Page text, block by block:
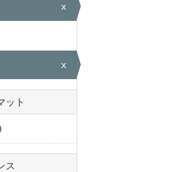
x
x
ット
ス